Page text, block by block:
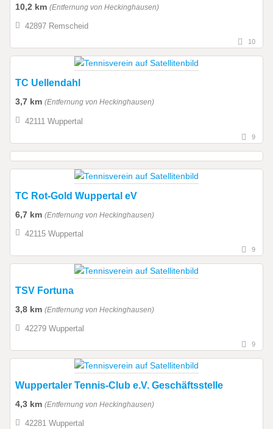
10,2 km (Entfernung von Heckinghausen)
42897 Remscheid
10
TC Uellendahl
3,7 km (Entfernung von Heckinghausen)
42111 Wuppertal
9
TC Rot-Gold Wuppertal eV
6,7 km (Entfernung von Heckinghausen)
42115 Wuppertal
9
TSV Fortuna
3,8 km (Entfernung von Heckinghausen)
42279 Wuppertal
9
Wuppertaler Tennis-Club e.V. Geschäftsstelle
4,3 km (Entfernung von Heckinghausen)
42281 Wuppertal